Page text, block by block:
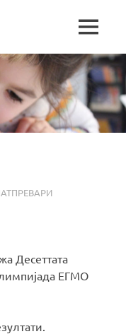
MENU
Десеттата
ЕГМО